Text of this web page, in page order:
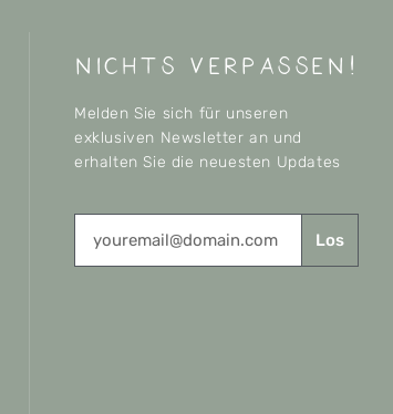
nichts verpassen!
Melden Sie sich für unseren
exklusiven Newsletter an und
erhalten Sie die neuesten Updates
Los